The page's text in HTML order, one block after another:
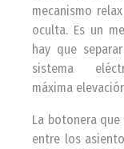
mecanismo
oculta. Es un
hay que
sistema
máxima
La botonera
entre los